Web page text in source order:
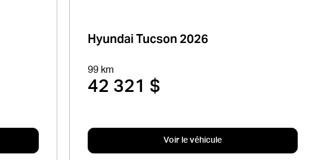
Hyundai Tucson 2026
99 km
42 321 $
Voir le véhicule